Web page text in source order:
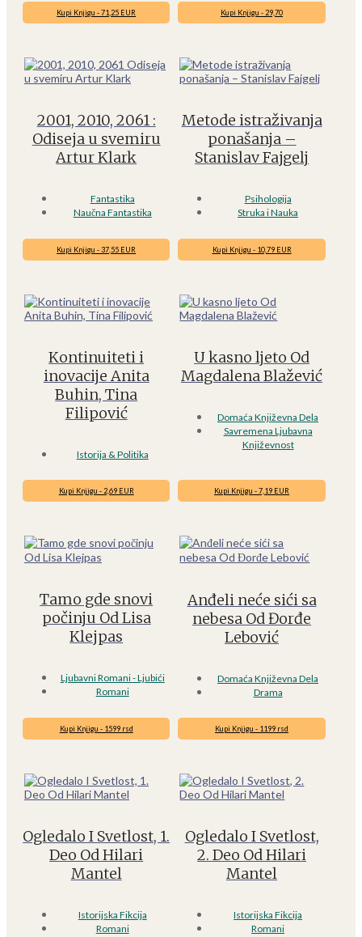
Kupi Knjigu - 71,25 EUR
2001, 2010, 2061 :
Odiseja u svemiru
Artur Klark
Fantastika
Naučna Fantastika
Kupi Knjigu - 29,70
Metode istraživanja
ponašanja –
Stanislav Fajgelj
Psihologija
Struka i Nauka
Kupi Knjigu - 37,55 EUR
Kontinuiteti i
inovacije Anita
Buhin, Tina
Filipović
Istorija & Politika
Kupi Knjigu - 10,79 EUR
U kasno ljeto Od
Magdalena Blažević
Domaća Književna Dela
Savremena Ljubavna
Književnost
Kupi Knjigu - 2,69 EUR
Tamo gde snovi
počinju Od Lisa
Klejpas
Ljubavni Romani - Ljubići
Romani
Kupi Knjigu - 7,19 EUR
Anđeli neće sići sa
nebesa Od Đorđe
Lebović
Domaća Književna Dela
Drama
Kupi Knjigu - 1599 rsd
Ogledalo I Svetlost, 1.
Deo Od Hilari
Mantel
Istorijska Fikcija
Romani
Kupi Knjigu - 1199 rsd
Ogledalo I Svetlost,
2. Deo Od Hilari
Mantel
Istorijska Fikcija
Romani